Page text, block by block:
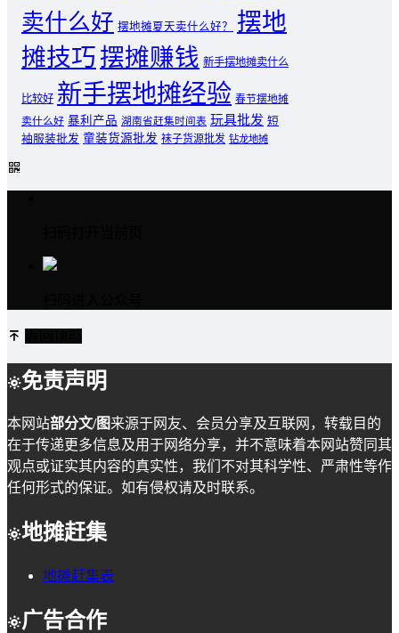
卖什么好 摆地摊夏天卖什么好？
摆地
摊技巧摆摊赚钱 新手摆地摊卖什么
比较好 新手摆地摊经验 春节摆地摊
卖什么好 暴利产品 湖南省赶集时间表 玩具批发 短
袖服装批发 童装货源批发 袜子货源批发 钻龙地摊
免责声明
本网站部分文/图来源于网友、会员分享及互联网，转载目的
在于传递更多信息及用于网络分享，并不意味着本网站赞同其
观点或证实其内容的真实性，我们不对其科学性、严肃性等作
任何形式的保证。如有侵权请及时联系。
地摊赶集
地摊赶集表
广告合作